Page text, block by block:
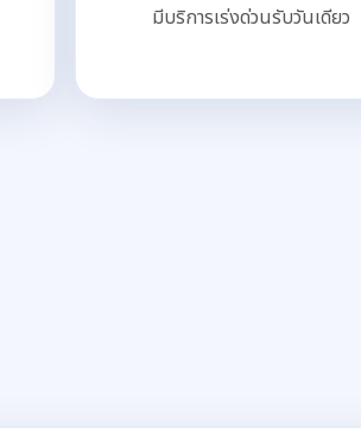
มีบริการเร่งด่วนรับวันเดียว